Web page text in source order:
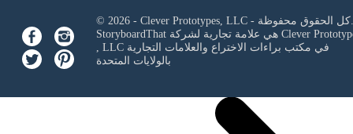
© 2026 - Clever Prototypes, LLC - كل الحقوق محفوظة.
StoryboardThat هي علامة تجارية لشركة Clever
, LLCفي مكتب براءات الاختراع والعلامات التجارية
بالولايات المتحدة